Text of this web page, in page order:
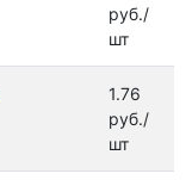
руб./
шт
1.76
руб./
шт